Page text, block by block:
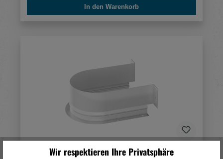
In den Warenkorb
Hettich Metallumrandung für Siphonausschnitt -
Wir respektieren Ihre Privatsphäre